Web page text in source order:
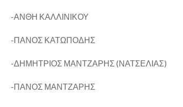
-ΑΝΘΗ ΚΑΛΛΙΝΙΚΟΥ
-ΠΑΝΟΣ ΚΑΤΩΠΟΔΗΣ
-ΔΗΜΗΤΡΙΟΣ ΜΑΝΤΖΑΡΗΣ (ΝΑΤΣΕΛΙΑΣ)
-ΠΑΝΟΣ ΜΑΝΤΖΑΡΗΣ